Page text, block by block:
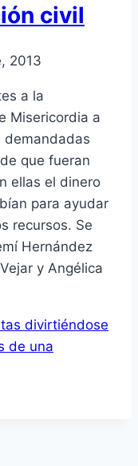
civil
2013
a la
Misericordia a
demandadas
que fueran
ellas el dinero
para ayudar
recursos. Se
Hernández
y Angélica
divirtiéndose
de una